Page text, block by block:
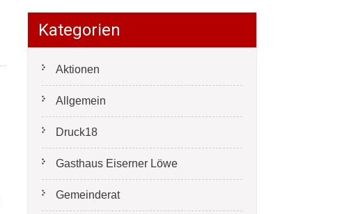
Kategorien
Aktionen
Allgemein
Druck18
Gasthaus Eiserner Löwe
Gemeinderat